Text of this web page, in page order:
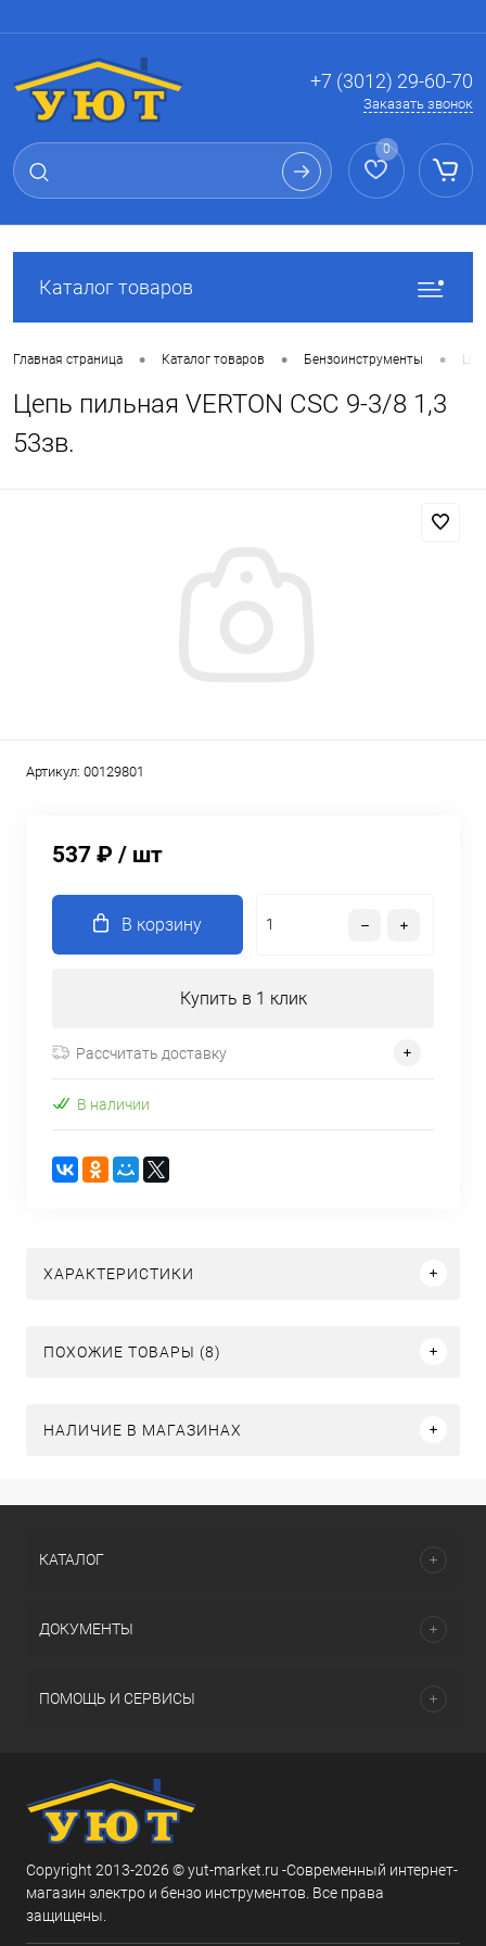
+7 (3012) 29-60-70
Заказать звонок
0
Каталог товаров
Главная страница • Каталог товаров • Бензоинструменты •
Цепь пильная VERTON CSC 9-3/8 1,3
53зв.
Артикул: 00129801
537 ₽ / шт
В корзину
Купить в 1 клик
Рассчитать доставку
В наличии
ХАРАКТЕРИСТИКИ
ПОХОЖИЕ ТОВАРЫ (8)
НАЛИЧИЕ В МАГАЗИНАХ
КАТАЛОГ
ДОКУМЕНТЫ
ПОМОЩЬ И СЕРВИСЫ
Copyright 2013-2026 © yut-market.ru -Современный интернет-
магазин электро и бензо инструментов. Все права
защищены.